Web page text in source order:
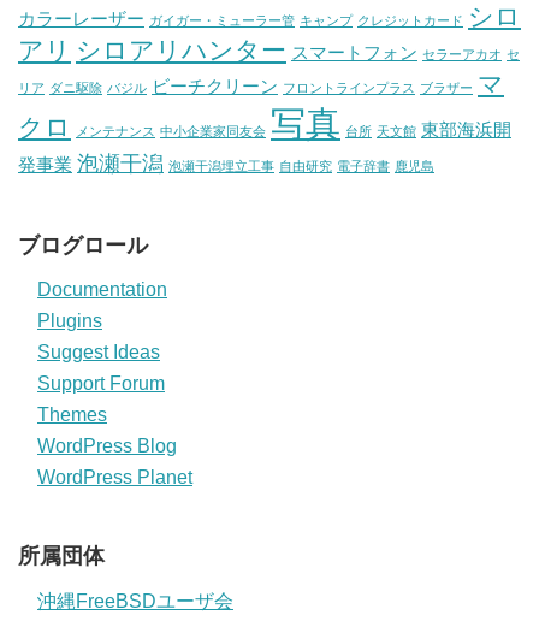
カラーレーザー ガイガー・ミューラー管 キャンプ クレジットカード シロ
アリ シロアリハンター スマートフォン セラーアカオ セ
リア ダニ駆除 バジル ビーチクリーン フロントラインプラス ブラザー マ
クロ
メンテナンス 中小企業家同友会 写真 台所 天文館 東部海浜開
発事業 泡瀬干潟 泡瀬干潟埋立工事 自由研究 電子辞書 鹿児島
ブログロール
Documentation
Plugins
Suggest Ideas
Support Forum
Themes
WordPress Blog
WordPress Planet
所属団体
沖縄FreeBSDユーザ会